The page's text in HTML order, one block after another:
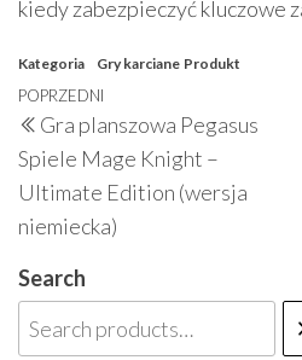
kiedy zabezpieczyć kluczowe
Kategoria Gry karciane Produkt
Nawigacja
wpisu
Poprzedni
wpis
POPRZEDNI
Gra planszowa Pegasus
Spiele Mage Knight –
Ultimate Edition (wersja
niemiecka)
Search